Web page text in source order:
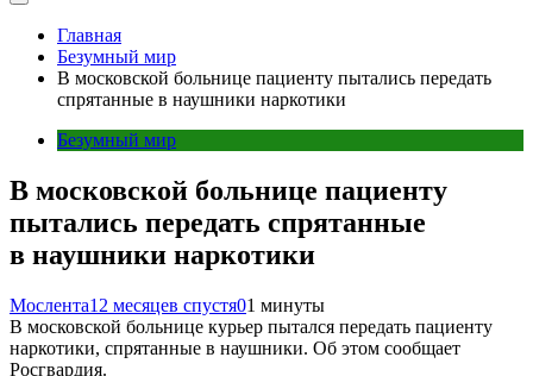
Главная
Безумный мир
В московской больнице пациенту пытались передать
спрятанные в наушники наркотики
Безумный мир
В московской больнице пациенту
пытались передать спрятанные
в наушники наркотики
Мослента12 месяцев спустя01 минуты
В московской больнице курьер пытался передать пациенту
наркотики, спрятанные в наушники. Об этом сообщает
Росгвардия.